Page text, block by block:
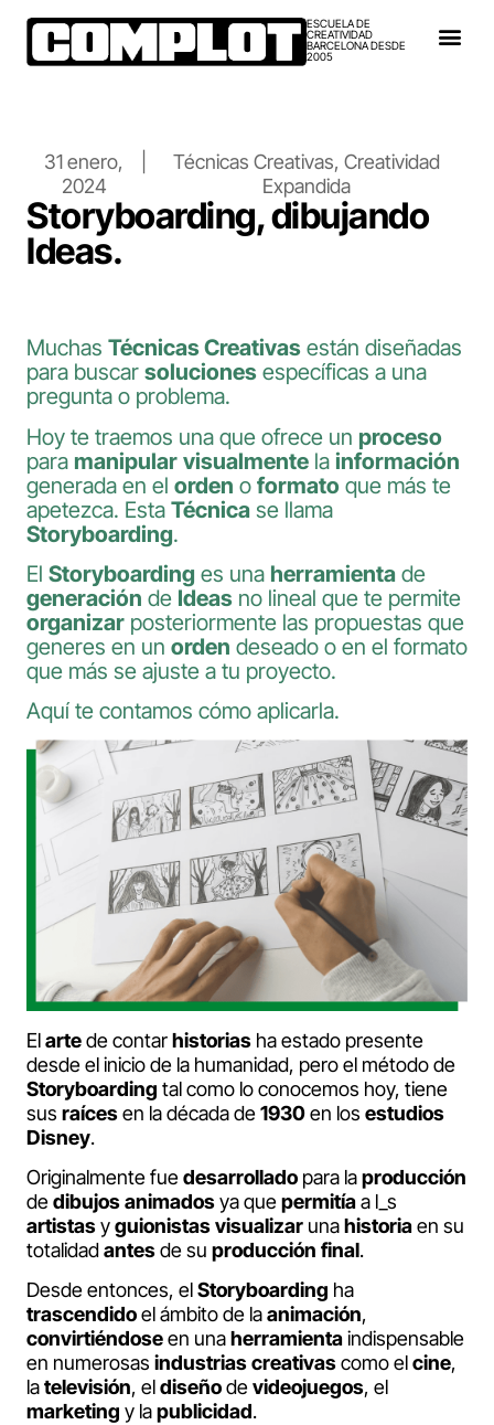
ESCUELA DE
CREATIVIDAD
BARCELONA DESDE
2005
31 enero,
2024
Técnicas Creativas,Creatividad
Expandida
Storyboarding, dibujando
Ideas.
Muchas Técnicas Creativas están diseñadas
para buscar soluciones específicas a una
pregunta o problema.
Hoy te traemos una que ofrece un proceso
para manipular visualmente la información
generada en el orden o formato que más te
apetezca. Esta Técnica se llama
Storyboarding.
El Storyboarding es una herramienta de
generación de Ideas no lineal que te permite
organizar posteriormente las propuestas que
generes en un orden deseado o en el formato
que más se ajuste a tu proyecto.
Aquí te contamos cómo aplicarla.
Elartede contarhistorias ha estado presente
desde el inicio de la humanidad, pero el método de
Storyboarding tal como lo conocemos hoy, tiene
sus raícesen la década de1930en los estudios
Disney.
Originalmente fuedesarrollado para laproducción
dedibujosanimadosya quepermitíaa l_s
artistasyguionistasvisualizar unahistoriaen su
totalidadantesde su producción final.
Desde entonces, elStoryboarding ha
trascendidoel ámbito de laanimación,
convirtiéndoseen unaherramientaindispensable
en numerosas industriascreativascomo elcine,
latelevisión, eldiseñodevideojuegos, el
marketing y lapublicidad.